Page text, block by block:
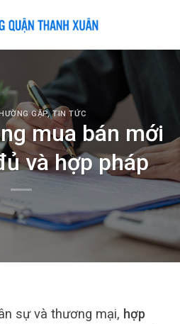
GẶP,TIN TỨC
mua bán mới
và hợp pháp
sự và thương mại, hợp